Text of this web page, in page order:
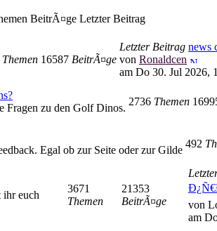
BeitrÃ¤ge Letzter Beitrag
Themen 16587 BeitrÃ¤ge
Letzter Beitrag news
von Ronaldcen
am Do 30. Jul 2026,
Fragen zu den Golf Dinos.
2736 Themen
Egal ob zur Seite oder zur Gilde
492
euch
3671
Themen
21353
BeitrÃ¤ge
von
am